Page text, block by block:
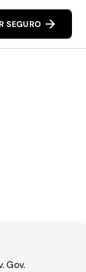
SEGURO
Gov.